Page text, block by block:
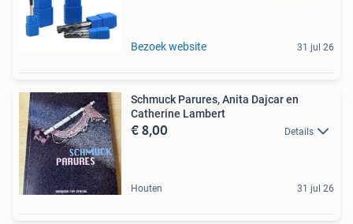
Bezoek website 31 jul 26
Schmuck Parures, Anita Dajcar en
Catherine Lambert
€ 8,00 Details
Houten 31 jul 26